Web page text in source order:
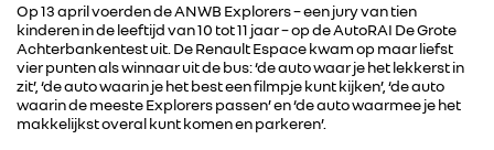
Op 13 april voerden de ANWB Explorers – een jury van tien
kinderen in de leeftijd van 10 tot 11 jaar – op de AutoRAI De Grote
Achterbankentest uit. De Renault Espace kwam op maar liefst
vier punten als winnaar uit de bus: ‘de auto waar je het lekkerst in
zit’, ‘de auto waarin je het best een filmpje kunt kijken’, ‘de auto
waarin de meeste Explorers passen’ en ‘de auto waarmee je het
makkelijkst overal kunt komen en parkeren’.